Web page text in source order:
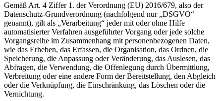
Gemäß Art. 4 Ziffer 1. der Verordnung (EU) 2016/679, also der
Datenschutz-Grundverordnung (nachfolgend nur „DSGVO“
genannt), gilt als „Verarbeitung“ jeder mit oder ohne Hilfe
automatisierter Verfahren ausgeführter Vorgang oder jede solche
Vorgangsreihe im Zusammenhang mit personenbezogenen Daten,
wie das Erheben, das Erfassen, die Organisation, das Ordnen, die
Speicherung, die Anpassung oder Veränderung, das Auslesen, das
Abfragen, die Verwendung, die Offenlegung durch Übermittlung,
Verbreitung oder eine andere Form der Bereitstellung, den Abgleich
oder die Verknüpfung, die Einschränkung, das Löschen oder die
Vernichtung.